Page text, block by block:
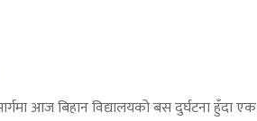
आज बिहान विद्यालयको बस दुर्घटना हुँदा एक